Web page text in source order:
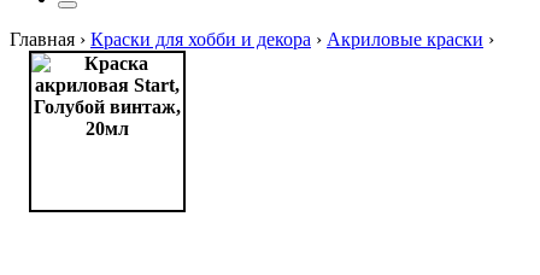
Главная › Краски для хобби и декора › Акриловые краски ›